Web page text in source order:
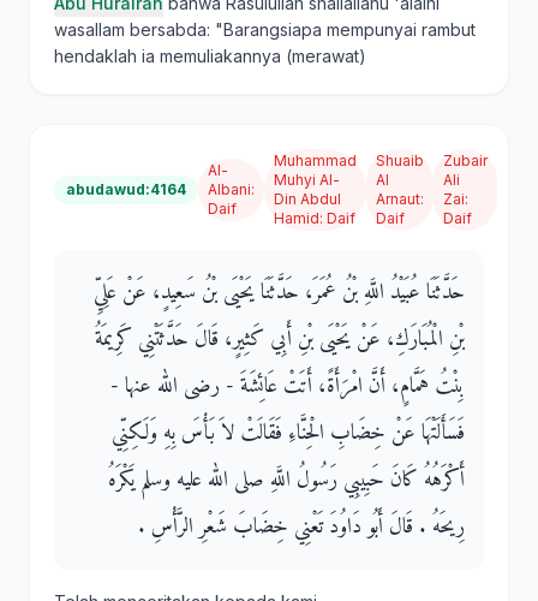
wasallam bersabda: "Barangsiapa mempunyai rambut
hendaklah ia memuliakannya (merawat)
abudawud:4164
Al-
Albani:
Daif
Muhammad
Muhyi Al-
Din Abdul
Hamid: Daif
Shuaib
Al
Arnaut:
Daif
Zubair
Ali
Zai:
Daif
حَدَّثَنَا عُبَيْدُ اللَّهِ بْنُ عُمَرَ، حَدَّثَنَا يَحْيَى بْنُ سَعِيدٍ، عَنْ عَلِيِّ
بْنِ الْمُبَارَكِ، عَنْ يَحْيَى بْنِ أَبِي كَثِيرٍ، قَالَ حَدَّثَتْنِي كَرِيمَةُ
بِنْتُ هَمَّامٍ، أَنَّ امْرَأَةً، أَتَتْ عَائِشَةَ - رضى الله عنها -
فَسَأَلَتْهَا عَنْ خِضَابِ الْحِنَّاءِ فَقَالَتْ لاَ بَأْسَ بِهِ وَلَكِنِّي
أَكْرَهُهُ كَانَ حَبِيبِي رَسُولُ اللَّهِ صلى الله عليه وسلم يَكْرَهُ
رِيحَهُ ‏.‏ قَالَ أَبُو دَاوُدَ تَعْنِي خِضَابَ شَعْرِ الرَّأْسِ ‏.‏